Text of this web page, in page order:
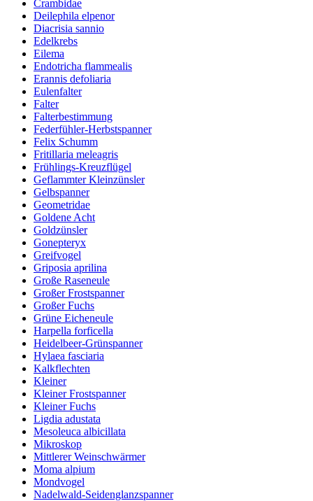
Crambidae
Deilephila elpenor
Diacrisia sannio
Edelkrebs
Eilema
Endotricha flammealis
Erannis defoliaria
Eulenfalter
Falter
Falterbestimmung
Federfühler-Herbstspanner
Felix Schumm
Fritillaria meleagris
Frühlings-Kreuzflügel
Geflammter Kleinzünsler
Gelbspanner
Geometridae
Goldene Acht
Goldzünsler
Gonepteryx
Greifvogel
Griposia aprilina
Große Raseneule
Großer Frostspanner
Großer Fuchs
Grüne Eicheneule
Harpella forficella
Heidelbeer-Grünspanner
Hylaea fasciaria
Kalkflechten
Kleiner
Kleiner Frostspanner
Kleiner Fuchs
Ligdia adustata
Mesoleuca albicillata
Mikroskop
Mittlerer Weinschwärmer
Moma alpium
Mondvogel
Nadelwald-Seidenglanzspanner